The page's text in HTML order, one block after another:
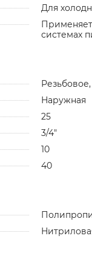
Для
системах
Наружная
25
3/4"
10
40